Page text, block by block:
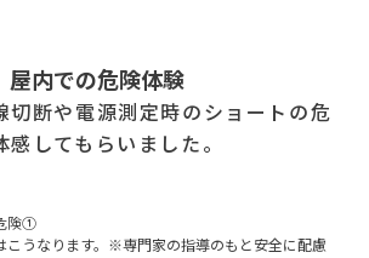
屋内での危険体験
切断や電源測定時のショートの危
してもらいました。
険①
こうなります。※専門家の指導のもと安全に配慮